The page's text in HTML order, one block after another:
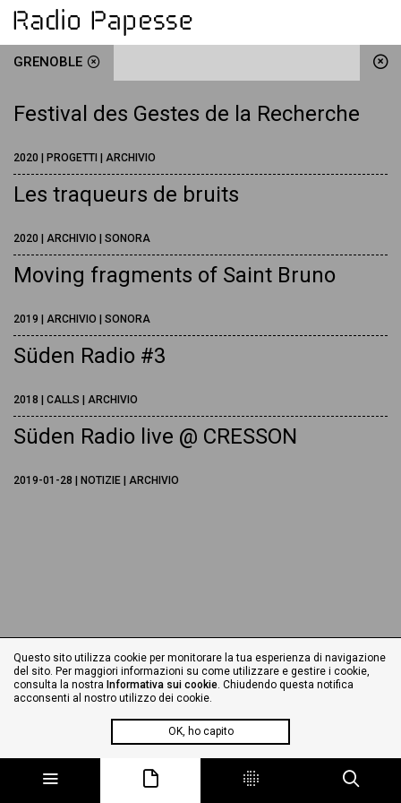
GRENOBLE
Festival des Gestes de la Recherche
2020 | PROGETTI | ARCHIVIO
Les traqueurs de bruits
2020 | ARCHIVIO | SONORA
Moving fragments of Saint Bruno
2019 | ARCHIVIO | SONORA
Süden Radio #3
2018 | CALLS | ARCHIVIO
Süden Radio live @ CRESSON
2019-01-28 | NOTIZIE | ARCHIVIO
Questo sito utilizza cookie per monitorare la tua esperienza di navigazione
del sito. Per maggiori informazioni su come utilizzare e gestire i cookie,
consulta la nostra Informativa sui cookie. Chiudendo questa notifica
acconsenti al nostro utilizzo dei cookie.
OK, ho capito